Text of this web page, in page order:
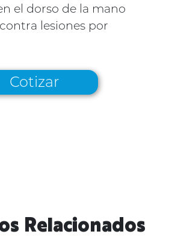
el dorso de la mano
lesiones por
Cotizar
Relacionados